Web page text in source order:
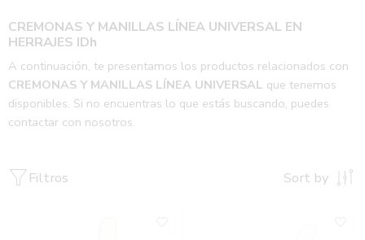
CREMONAS Y MANILLAS LÍNEA UNIVERSAL EN
HERRAJES IDh
A continuación, te presentamos los productos relacionados con
CREMONAS Y MANILLAS LÍNEA UNIVERSAL que tenemos
disponibles. Si no encuentras lo que estás buscando, puedes
contactar con nosotros.
Filtros Sort by